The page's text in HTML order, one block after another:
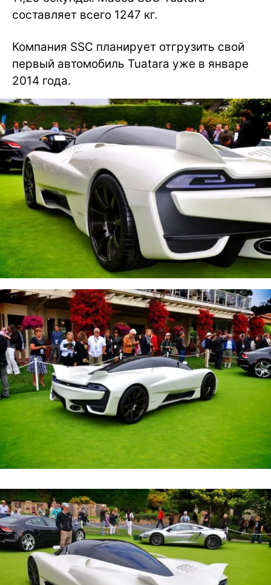
составляет всего 1247 кг.
Компания SSC планирует отгрузить свой
первый автомобиль Tuatara уже в январе
2014 года.